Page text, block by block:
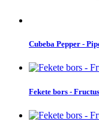
Cubeba Pepper -
Fekete bors -